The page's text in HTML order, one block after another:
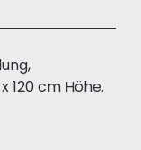
120 cm Höhe.